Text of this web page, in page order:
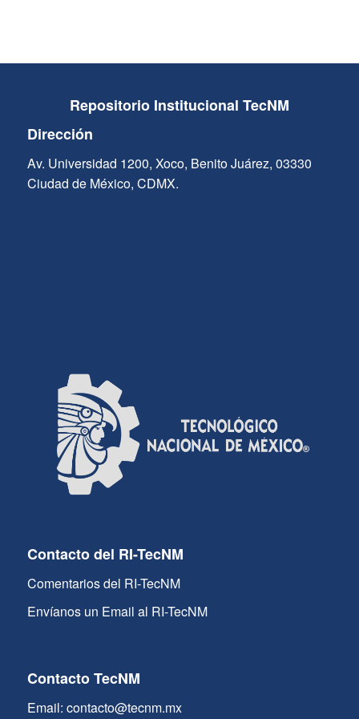
Repositorio Institucional TecNM
Dirección
Av. Universidad 1200, Xoco, Benito Juárez, 03330
Ciudad de México, CDMX.
Contacto del RI-TecNM
Comentarios del RI-TecNM
Envíanos un Email al RI-TecNM
Contacto TecNM
Email: contacto@tecnm.mx